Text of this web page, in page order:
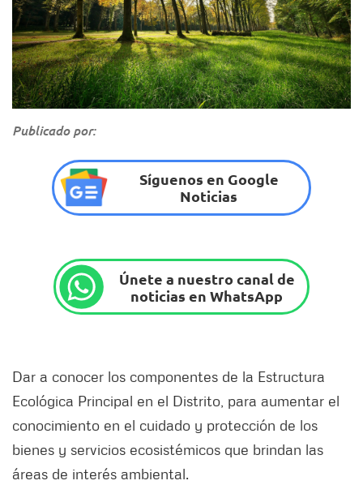
Publicado por:
Síguenos en Google
Noticias
Únete a nuestro canal de
noticias en WhatsApp
Dar a conocer los componentes de la Estructura
Ecológica Principal en el Distrito, para aumentar el
conocimiento en el cuidado y protección de los
bienes y servicios ecosistémicos que brindan las
áreas de interés ambiental.